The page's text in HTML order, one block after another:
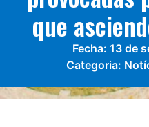
que
Fecha: 13 de
Categoria: